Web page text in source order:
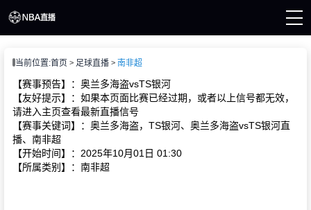
播
闻
当前位置:首页 足球直播 南非超
【赛事预告】：奥兰多海盗vsTS银河
【友好提示】：如果本页面比赛已经过期，或者以上信号都无效，
请进入主页查看最新直播信号
【赛事关键词】：奥兰多海盗，TS银河、奥兰多海盗vsTS银河直
播、南非超
【开始时间】：2025年10月01日 01:30
【所属类别】：南非超